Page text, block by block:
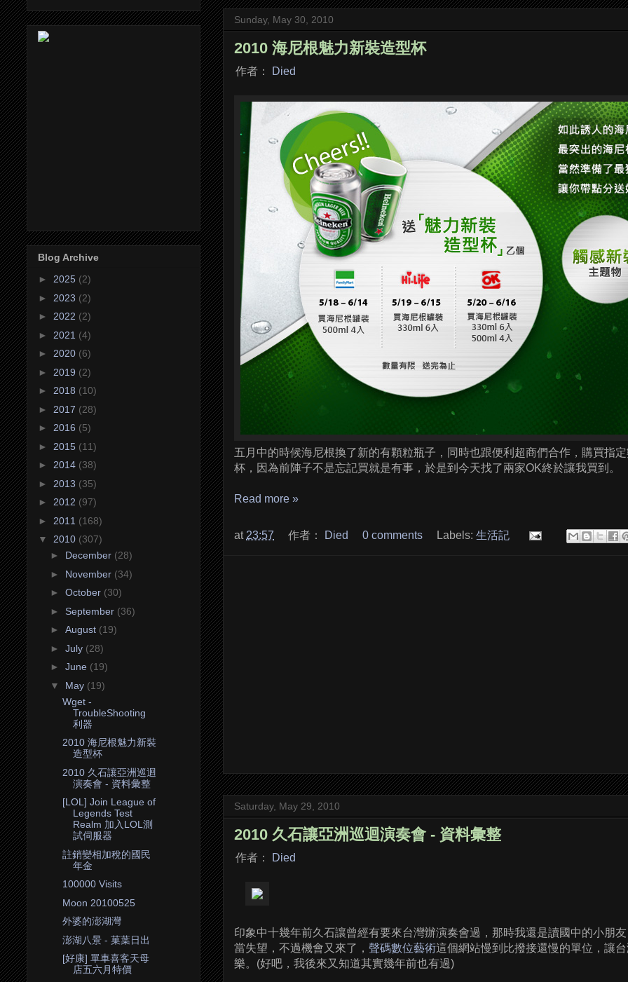
Sunday, May 30, 2010
2010 海尼根魅力新裝造型杯
作者： Died
五月中的時候海尼根換了新的有顆粒瓶子，同時也跟便利超商們合作，購買指
杯，因為前陣子不是忘記買就是有事，於是到今天找了兩家OK終於讓我買到。
Read more »
at 23:57 作者： Died 0 comments Labels: 生活記
Saturday, May 29, 2010
2010 久石讓亞洲巡迴演奏會 - 資料彙整
作者： Died
印象中十幾年前久石讓曾經有要來台灣辦演奏會過，那時我還是讀國中的小朋
當失望，不過機會又來了， 聲碼數位藝術這個網站慢到比撥接還慢的單位，讓
樂。(好吧，我後來又知道其實幾年前也有過)
Blog Archive
► 2025 (2)
► 2023 (2)
► 2022 (2)
► 2021 (4)
► 2020 (6)
► 2019 (2)
► 2018 (10)
► 2017 (28)
► 2016 (5)
► 2015 (11)
► 2014 (38)
► 2013 (35)
► 2012 (97)
► 2011 (168)
▼ 2010 (307)
► December (28)
► November (34)
► October (30)
► September (36)
► August (19)
► July (28)
► June (19)
▼ May (19)
Wget -
TroubleShooting
利器
2010 海尼根魅力新裝
造型杯
2010 久石讓亞洲巡迴
演奏會 - 資料彙整
[LOL] Join League of
Legends Test
Realm 加入LOL測
試伺服器
註銷變相加稅的國民
年金
100000 Visits
Moon 20100525
外婆的澎湖灣
澎湖八景 - 菓葉日出
[好康] 單車喜客天母
店五六月特價